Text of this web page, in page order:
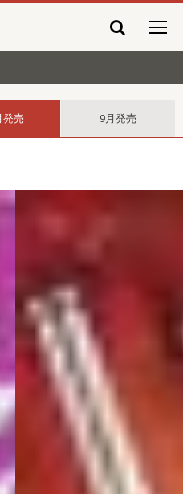
発売 9月発売